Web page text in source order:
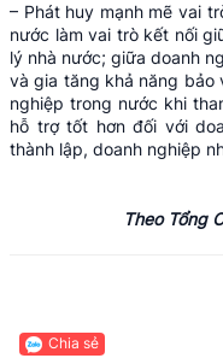
– Phát huy mạnh mẽ vai
nước làm vai trò kết nối
lý nhà nước; giữa doanh
và gia tăng khả năng bảo
nghiệp trong nước khi
hỗ trợ tốt hơn đối với
thành lập, doanh nghiệp
Theo Tổng
Chia sẻ